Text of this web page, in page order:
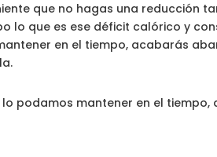
que no hagas una
lo que es ese déficit calórico y
en el tiempo, acabarás
podamos mantener en el